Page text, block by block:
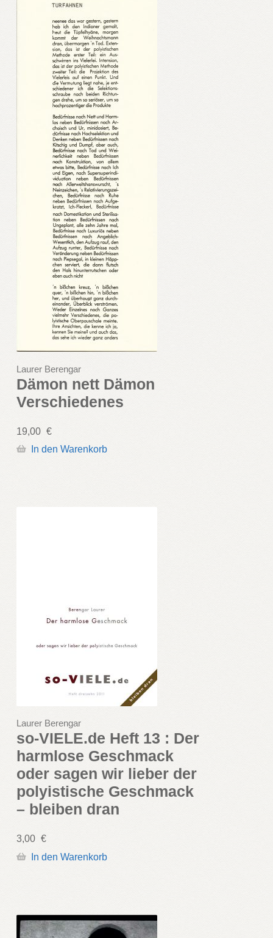
Laurer Berengar
Dämon nett Dämon
Verschiedenes
19,00 €
In den Warenkorb
Laurer Berengar
so-VIELE.de Heft 13 : Der
harmlose Geschmack
oder sagen wir lieber der
polyistische Geschmack
– bleiben dran
3,00 €
In den Warenkorb